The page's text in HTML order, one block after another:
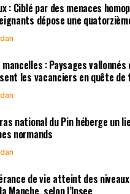
: Ciblé par des menaces
dépose une
mancelles : Paysages
les vacanciers en quête
national du Pin héberge un
normands
de vie atteint des
Manche, selon l’Insee